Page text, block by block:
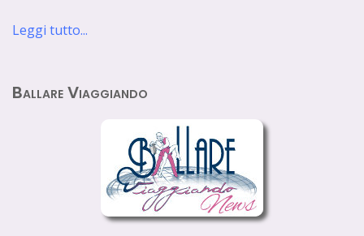
Leggi tutto...
Ballare Viaggiando